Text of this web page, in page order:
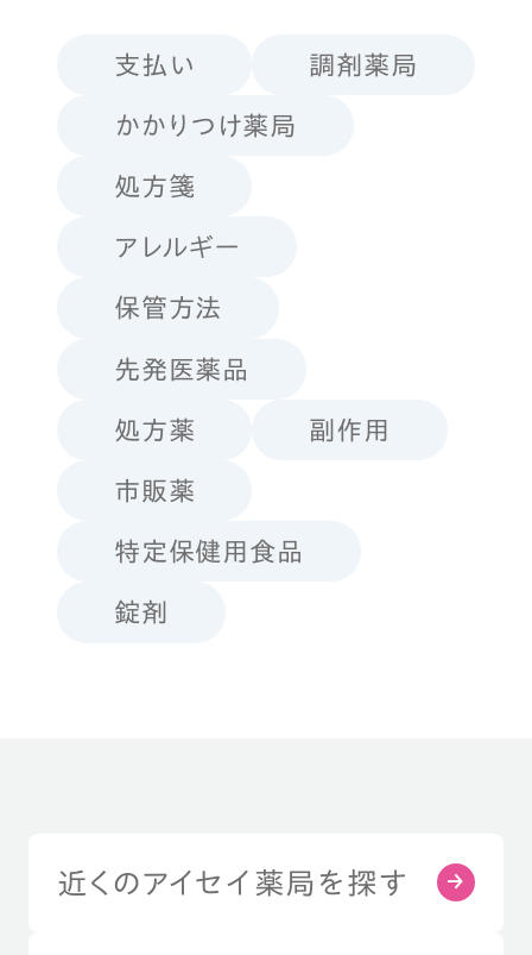
支払い 調剤薬局
かかりつけ薬局
処方箋
アレルギー
保管方法
先発医薬品
処方薬 副作用
市販薬
特定保健用食品
錠剤
近くのアイセイ薬局を探す